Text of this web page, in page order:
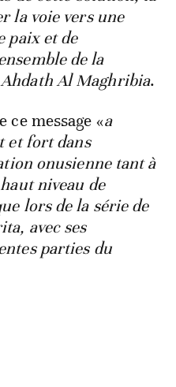
la voie vers une
paix et de
de la
Al Maghribia.
ce message «a
et fort dans
onusienne tant à
niveau de
lors de la série de
avec ses
parties du